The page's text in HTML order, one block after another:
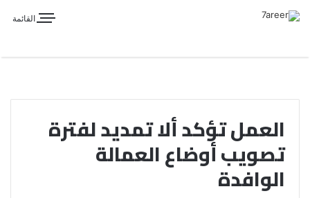
القائمة
العمل تؤكد ألا تمديد لفترة
تصويب أوضاع العمالة
الوافدة